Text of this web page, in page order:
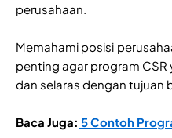
perusahaan.
Memahami posisi
penting agar program
dan selaras dengan tujuan
Baca Juga: 5 Contoh